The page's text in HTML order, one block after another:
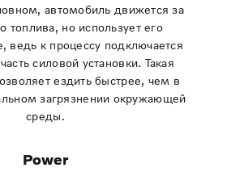
автомобиль движется за
топлива, но использует его
ведь к процессу подключается
силовой установки. Такая
ездить быстрее, чем в
загрязнении окружающей
среды.
Power